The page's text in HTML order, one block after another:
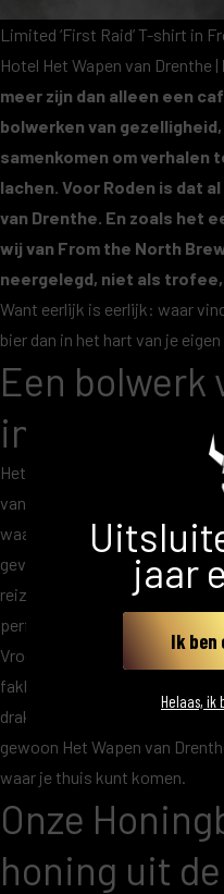
jaar
Ik ben
Helaas, ik
Limited ‘First Raid’ T-shirt in
Hotel Het Wapen van Drenthe |
meer zijn dan alleen een
bolwerken van
samenkomen om verhalen
lachen. Voor Roden is dat
van Drenthe. En zoals het
wij van From the North
neergelegd, niet als
Want eerlijk is eerlijk: waar
bier dan in het hart van je
Een
in Roden
Het Wapen van Drenthe staat
van Roden. Een hotel met
waar streekgerechten op de
gevierd wordt. Voor inwoners
reizigers een warme
perfecte plek om als
Vroeger verzamelden Vikingen
fakkels, eten en vooral drank.
drakenboot te hebben om
gewoon Het Wapen van
waar je thuis kunt komen.
Onze
honing uit